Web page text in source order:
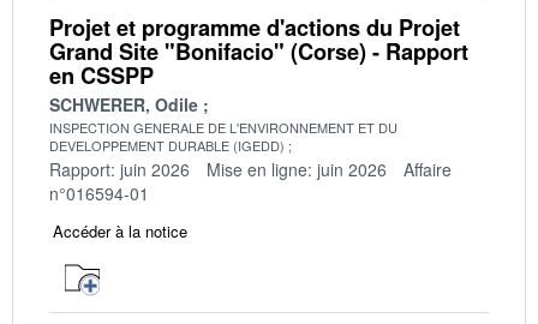
Projet et programme d'actions du Projet
Grand Site "Bonifacio" (Corse) - Rapport
en CSSPP
SCHWERER, Odile
INSPECTION GENERALE DE L'ENVIRONNEMENT ET DU
DEVELOPPEMENT DURABLE (IGEDD)
Rapport: juin 2026 Mise en ligne: juin 2026
Affaire
n°016594-01
Accéder à la notice